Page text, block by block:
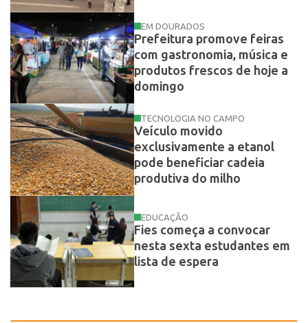
EM DOURADOS
Prefeitura promove feiras
com gastronomia, música e
produtos frescos de hoje a
domingo
TECNOLOGIA NO CAMPO
Veículo movido
exclusivamente a etanol
pode beneficiar cadeia
produtiva do milho
EDUCAÇÃO
Fies começa a convocar
nesta sexta estudantes em
lista de espera